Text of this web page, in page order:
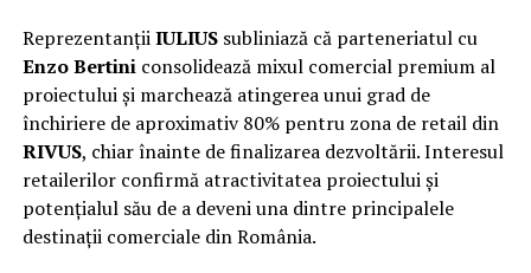
ReprezentanțiiIULIUSsubliniază că parteneriatul cu
Enzo Bertiniconsolidează mixul comercial premium al
proiectului și marchează atingerea unui grad de
închiriere de aproximativ 80% pentru zona de retail din
RIVUS, chiar înainte de finalizarea dezvoltării. Interesul
retailerilor confirmă atractivitatea proiectului și
potențialul său de a deveni una dintre principalele
destinații comerciale din România.